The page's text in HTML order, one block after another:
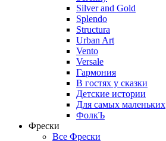
Silver and Gold
Splendo
Structura
Urban Art
Vento
Versale
Гармония
В гостях у сказки
Детские истории
Для самых маленьких
ФолкЪ
Фрески
Все Фрески